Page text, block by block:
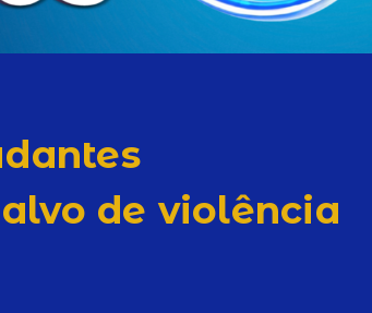
de violência